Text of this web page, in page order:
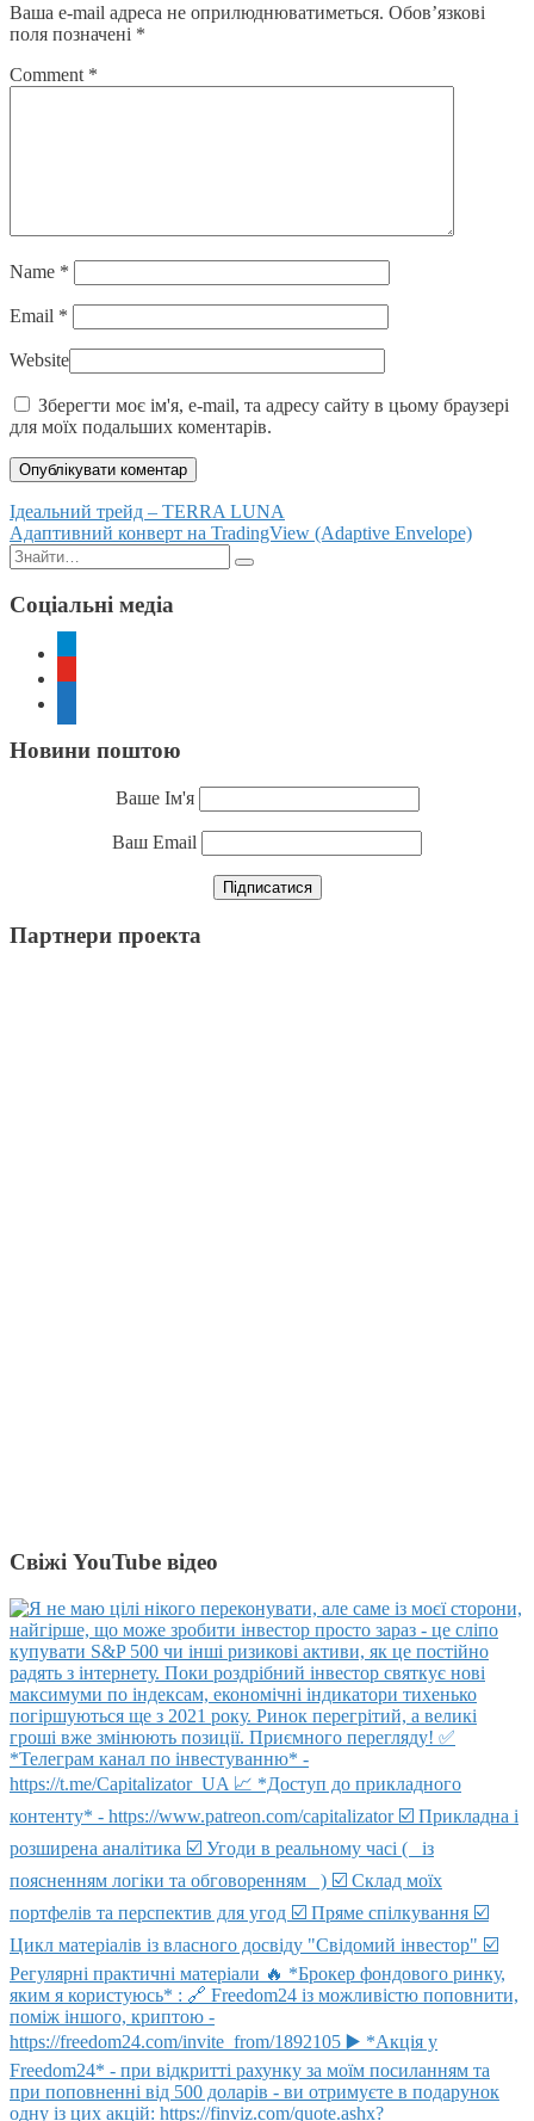
Ваша e-mail адреса не оприлюднюватиметься. Обов’язкові
поля позначені *
Comment *
Name *
Email *
Website
Зберегти моє ім'я, e-mail, та адресу сайту в цьому браузері
для моїх подальших коментарів.
Posts
navigation
Ідеальний трейд – TERRA LUNA
Адаптивний конверт на TradingView (Adaptive Envelope)
Пошук:
Соціальні медіа
Новини поштою
Ваше Ім'я
Ваш Email
Партнери проекта
Свіжі YouTube відео